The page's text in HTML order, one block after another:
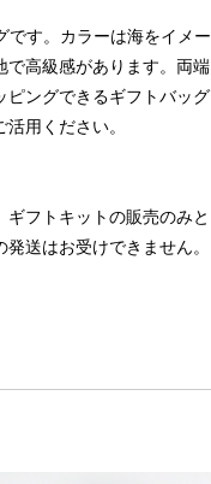
です。カラーは海をイメー
で高級感があります。両端
ピングできるギフトバッグ
用ください。
フトキットの販売のみと
送はお受けできません。